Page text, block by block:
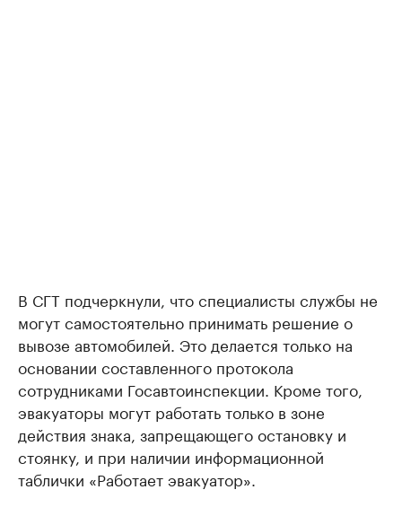
В СГТ подчеркнули, что специалисты службы не
могут самостоятельно принимать решение о
вывозе автомобилей. Это делается только на
основании составленного протокола
сотрудниками Госавтоинспекции. Кроме того,
эвакуаторы могут работать только в зоне
действия знака, запрещающего остановку и
стоянку, и при наличии информационной
таблички «Работает эвакуатор».